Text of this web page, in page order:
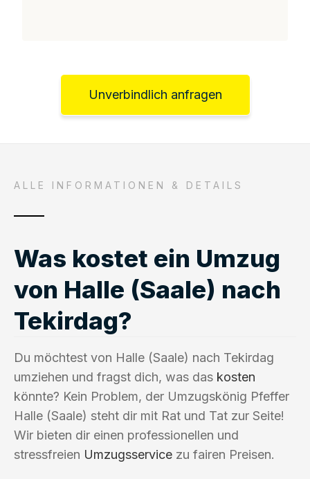
Unverbindlich anfragen
ALLE INFORMATIONEN & DETAILS
Was kostet ein Umzug
von Halle (Saale) nach
Tekirdag?
Du möchtest von Halle (Saale) nach Tekirdag
umziehen und fragst dich, was das kosten
könnte? Kein Problem, der Umzugskönig Pfeffer
Halle (Saale) steht dir mit Rat und Tat zur Seite!
Wir bieten dir einen professionellen und
stressfreien Umzugsservice zu fairen Preisen.